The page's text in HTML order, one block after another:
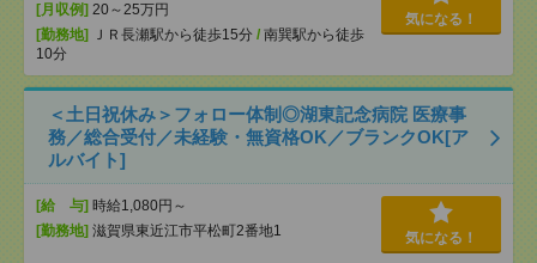
[月収例] 20～25万円
[勤務地]
ＪＲ長瀬駅から徒歩15分 / 南巽駅から徒歩
10分
気になる！
＜土日祝休み＞フォロー体制◎湖東記念病院 医療事
務／総合受付／未経験・無資格OK／ブランクOK[ア
ルバイト]
[給 与] 時給1,080円～
[勤務地] 滋賀県東近江市平松町2番地1 気になる！